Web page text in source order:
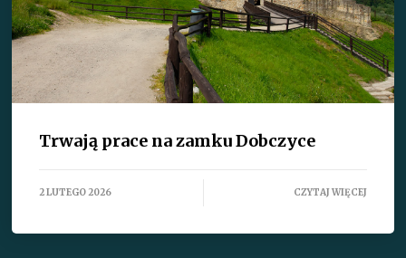
Trwają prace na zamku Dobczyce
2 LUTEGO 2026 CZYTAJ WIĘCEJ